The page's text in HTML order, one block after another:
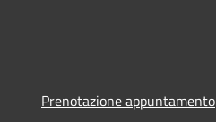
Prenotazione appuntamento